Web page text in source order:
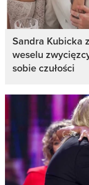
Sandra Kubicka
weselu
sobie czułości